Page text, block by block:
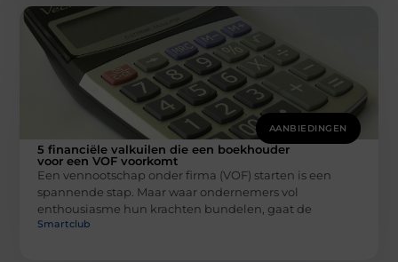
AANBIEDINGEN
5 financiële valkuilen die een boekhouder
voor een VOF voorkomt
Een vennootschap onder firma (VOF) starten is een
spannende stap. Maar waar ondernemers vol
enthousiasme hun krachten bundelen, gaat de
Smartclub